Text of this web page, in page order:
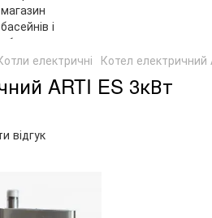
електричні Котел електричний
ARTI ES 3кВт
відгук